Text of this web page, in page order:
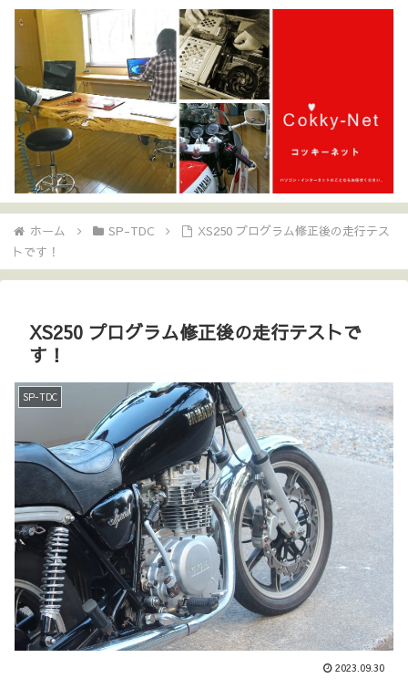
ホーム SP-TDC
XS250 プログラム修正後の走行テス
トです！
XS250 プログラム修正後の走行テストで
す！
SP-TDC
2023.09.30